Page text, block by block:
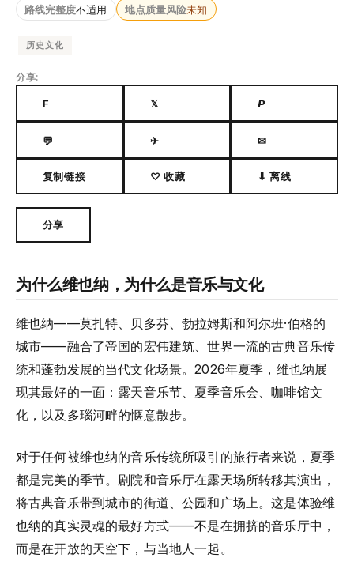
路线完整度不适用 地点质量风险未知
历史文化
分享:
F 𝕏 𝙋
💬 ✈ ✉
复制链接 ♡ 收藏 ⬇ 离线
分享
为什么维也纳，为什么是音乐与文化
维也纳——莫扎特、贝多芬、勃拉姆斯和阿尔班·伯格的
城市——融合了帝国的宏伟建筑、世界一流的古典音乐传
统和蓬勃发展的当代文化场景。2026年夏季，维也纳展
现其最好的一面：露天音乐节、夏季音乐会、咖啡馆文
化，以及多瑙河畔的惬意散步。
对于任何被维也纳的音乐传统所吸引的旅行者来说，夏季
都是完美的季节。剧院和音乐厅在露天场所转移其演出，
将古典音乐带到城市的街道、公园和广场上。这是体验维
也纳的真实灵魂的最好方式——不是在拥挤的音乐厅中，
而是在开放的天空下，与当地人一起。